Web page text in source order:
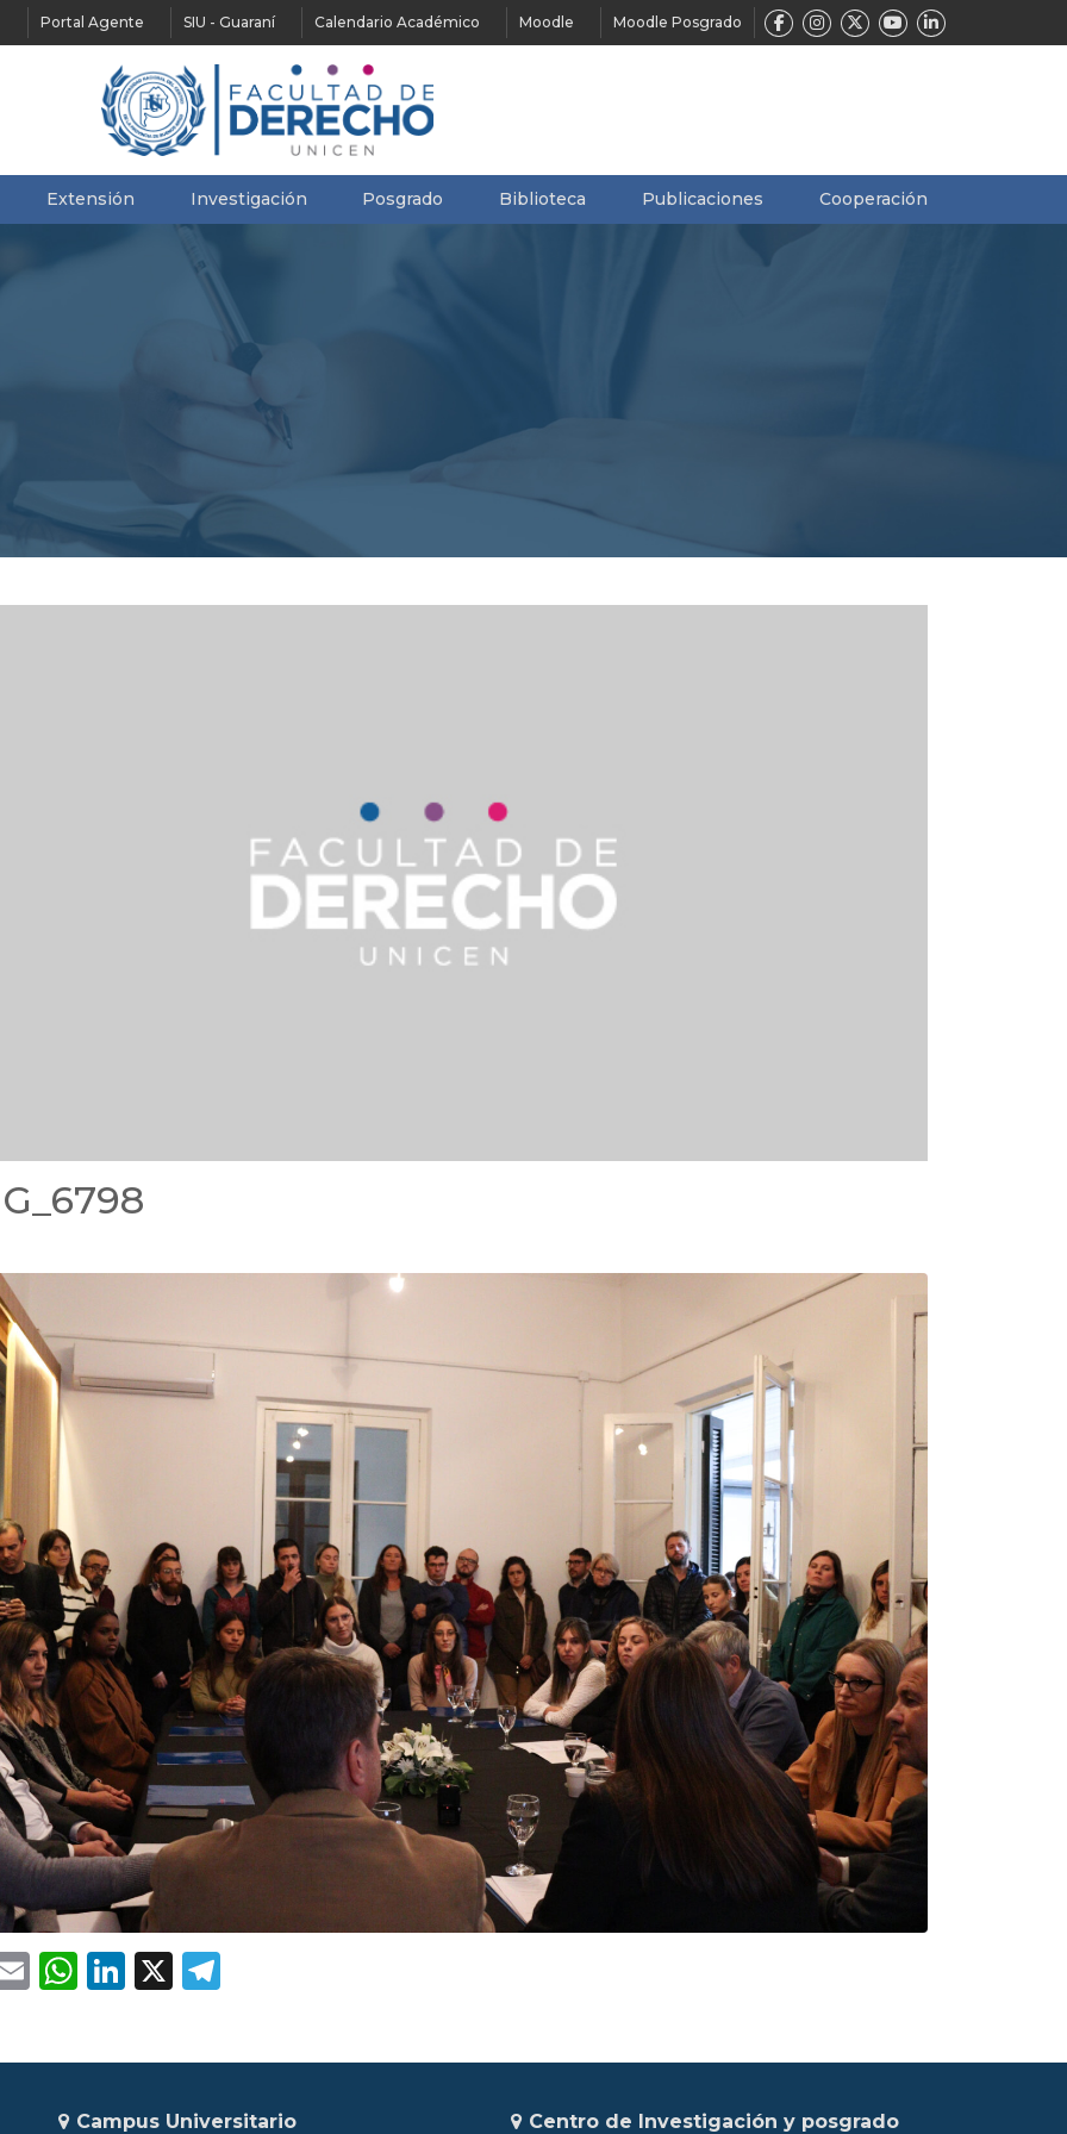
Portal Agente SIU - Guaraní Calendario Académico Moodle Moodle Posgrado
Extensión Investigación Posgrado Biblioteca Publicaciones Cooperación
EmailWhatsApp
LinkedIn
X
Campus Universitario Centro de Investigación y posgrado